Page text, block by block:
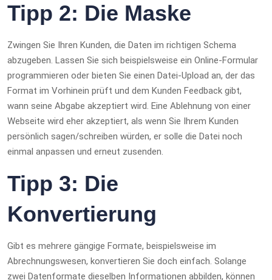
Tipp 2: Die Maske
Zwingen Sie Ihren Kunden, die Daten im richtigen Schema
abzugeben. Lassen Sie sich beispielsweise ein Online-Formular
programmieren oder bieten Sie einen Datei-Upload an, der das
Format im Vorhinein prüft und dem Kunden Feedback gibt,
wann seine Abgabe akzeptiert wird. Eine Ablehnung von einer
Webseite wird eher akzeptiert, als wenn Sie Ihrem Kunden
persönlich sagen/schreiben würden, er solle die Datei noch
einmal anpassen und erneut zusenden.
Tipp 3: Die
Konvertierung
Gibt es mehrere gängige Formate, beispielsweise im
Abrechnungswesen, konvertieren Sie doch einfach. Solange
zwei Datenformate dieselben Informationen abbilden, können